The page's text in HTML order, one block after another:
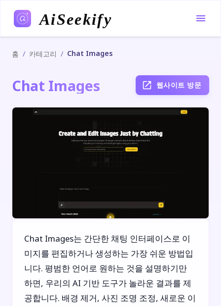
AiSeekify
홈 / 카테고리 / Chat Images
Chat Images 웹사이트 방문
Chat Images는 간단한 채팅 인터페이스로 이
미지를 편집하거나 생성하는 가장 쉬운 방법입
니다. 평범한 언어로 원하는 것을 설명하기만
하면, 우리의 AI 기반 도구가 놀라운 결과를 제
공합니다. 배경 제거, 사진 조명 조정, 새로운 이